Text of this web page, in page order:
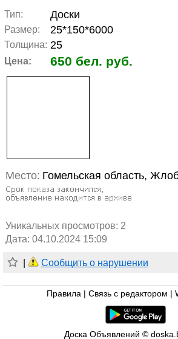
Тип: Доски
Размер: 25*150*6000
Толщина: 25
Цена: 650 бел. руб.
Место: Гомельская область,
Уникальных просмотров: 2
Дата: 04.10.2024 15:09
Сообщить о нарушении
Правила Связь с редактором
Доска Объявлений ©